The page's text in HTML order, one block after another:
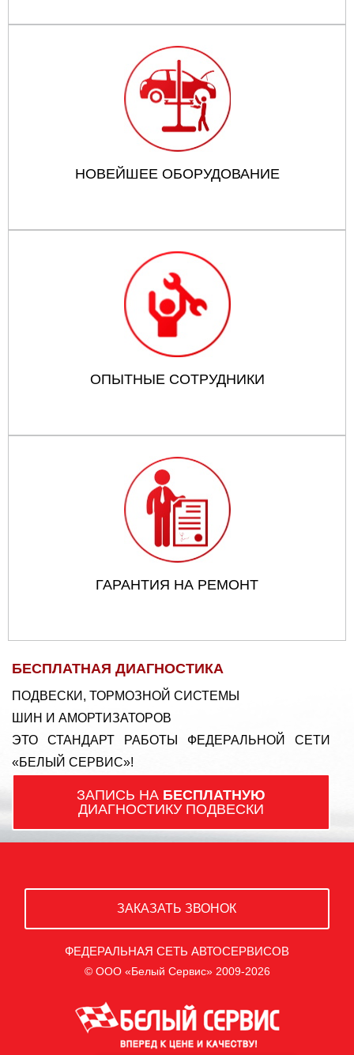
НОВЕЙШЕЕ ОБОРУДОВАНИЕ
ОПЫТНЫЕ СОТРУДНИКИ
ГАРАНТИЯ НА РЕМОНТ
БЕСПЛАТНАЯ ДИАГНОСТИКА
ПОДВЕСКИ, ТОРМОЗНОЙ СИСТЕМЫ
ШИН И АМОРТИЗАТОРОВ
ЭТО СТАНДАРТ РАБОТЫ ФЕДЕРАЛЬНОЙ СЕТИ
«БЕЛЫЙ СЕРВИС»!
ЗАПИСЬ НА БЕСПЛАТНУЮ
ДИАГНОСТИКУ ПОДВЕСКИ
ЗАКАЗАТЬ ЗВОНОК
ФЕДЕРАЛЬНАЯ СЕТЬ АВТОСЕРВИСОВ
© ООО «Белый Сервис» 2009-2026